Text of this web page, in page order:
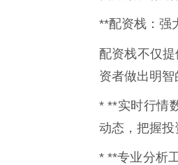
**配资栈：强
配资栈不仅
资者做出明智
* **实时行情
动态，把握投
* **专业分析